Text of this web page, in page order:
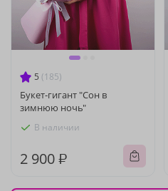
5 (185)
Букет-гигант "Сон в
зимнюю ночь"
В наличии
2 900 ₽